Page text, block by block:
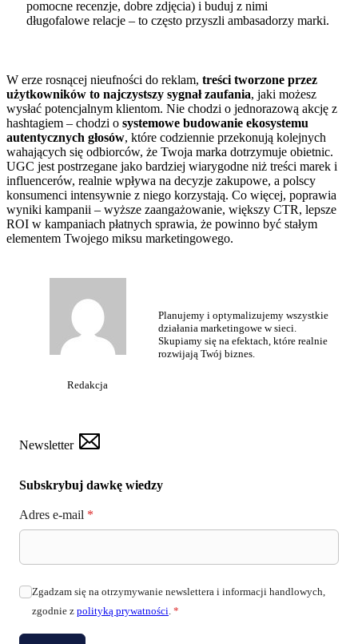
pomocne recenzje, dobre zdjęcia) i buduj z nimi
długofalowe relacje – to często przyszli ambasadorzy marki.
W erze rosnącej nieufności do reklam, treści tworzone przez
użytkowników to najczystszy sygnał zaufania, jaki możesz
wysłać potencjalnym klientom. Nie chodzi o jednorazową akcję z
hashtagiem – chodzi o systemowe budowanie ekosystemu
autentycznych głosów, które codziennie przekonują kolejnych
wahających się odbiorców, że Twoja marka dotrzymuje obietnic.
UGC jest postrzegane jako bardziej wiarygodne niż treści marek i
influencerów, realnie wpływa na decyzje zakupowe, a polscy
konsumenci intensywnie z niego korzystają. Co więcej, poprawia
wyniki kampanii – wyższe zaangażowanie, większy CTR, lepsze
ROI w kampaniach płatnych sprawia, że powinno być stałym
elementem Twojego miksu marketingowego.
Redakcja
Planujemy i optymalizujemy wszystkie
działania marketingowe w sieci.
Skupiamy się na efektach, które realnie
rozwijają Twój biznes.
Newsletter
Subskrybuj dawkę wiedzy
Adres e-mail *
Zgadzam się na otrzymywanie newslettera i informacji handlowych,
zgodnie z polityką prywatności. *